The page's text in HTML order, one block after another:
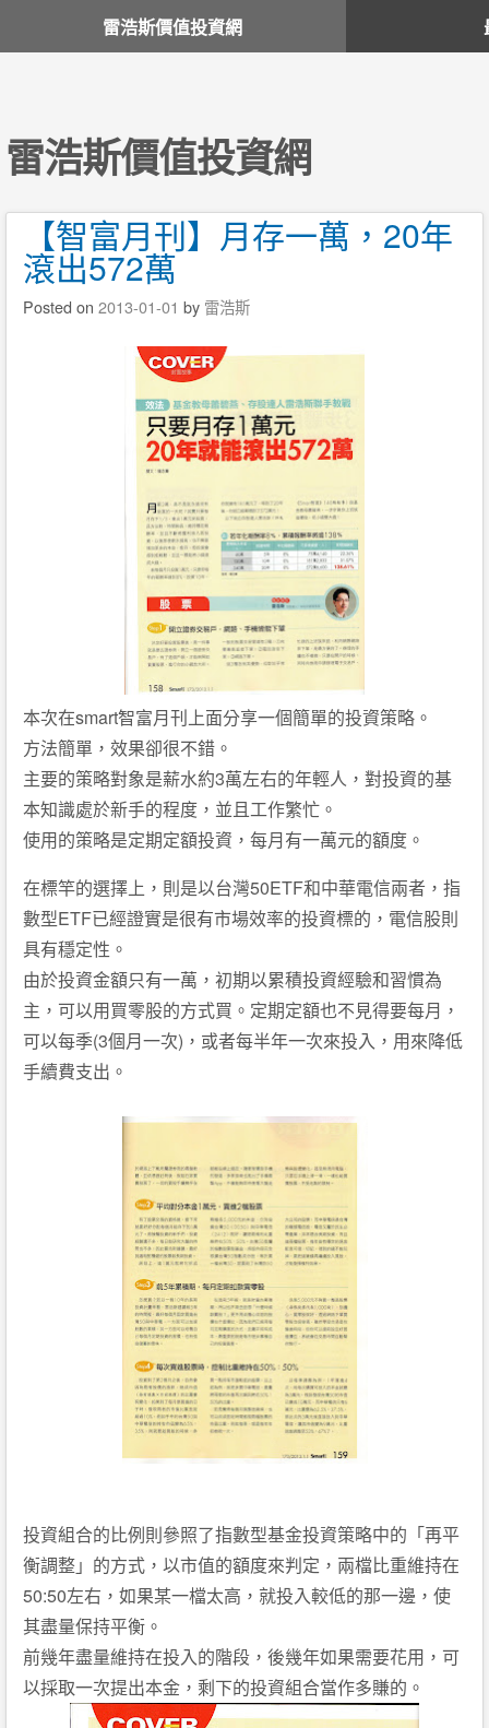
雷浩斯價值投資網
雷浩斯價值投資網
【智富月刊】月存一萬，20年
滾出572萬
Posted on 2013-01-01 by 雷浩斯
本次在smart智富月刊上面分享一個簡單的投資策略。
方法簡單，效果卻很不錯。
主要的策略對象是薪水約3萬左右的年輕人，對投資的基
本知識處於新手的程度，並且工作繁忙。
使用的策略是定期定額投資，每月有一萬元的額度。
在標竿的選擇上，則是以台灣50ETF和中華電信兩者，指
數型ETF已經證實是很有市場效率的投資標的，電信股則
具有穩定性。
由於投資金額只有一萬，初期以累積投資經驗和習慣為
主，可以用買零股的方式買。定期定額也不見得要每月，
可以每季(3個月一次) ，或者每半年一次來投入，用來降低
手續費支出。
投資組合的比例則參照了指數型基金投資策略中的「再平
衡調整」的方式，以市值的額度來判定，兩檔比重維持在
50:50左右，如果某一檔太高，就投入較低的那一邊，使
其盡量保持平衡。
前幾年盡量維持在投入的階段，後幾年如果需要花用，可
以採取一次提出本金，剩下的投資組合當作多賺的。